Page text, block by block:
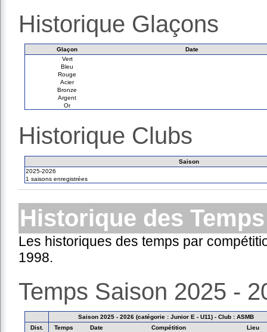
Historique Glaçons
Glaçon
Date
Vert
Bleu
Rouge
Acier
Bronze
Argent
Or
Historique Clubs
Saison
2025-2026
1 saisons enregistrées
Historique des Temps
Les historiques des temps par
1998.
Temps Saison 2025 -
Saison 2025 - 2026 (catégorie : Junior E - U11) - Club : ASMB
Dist.
Temps Date Compétition
Lieu